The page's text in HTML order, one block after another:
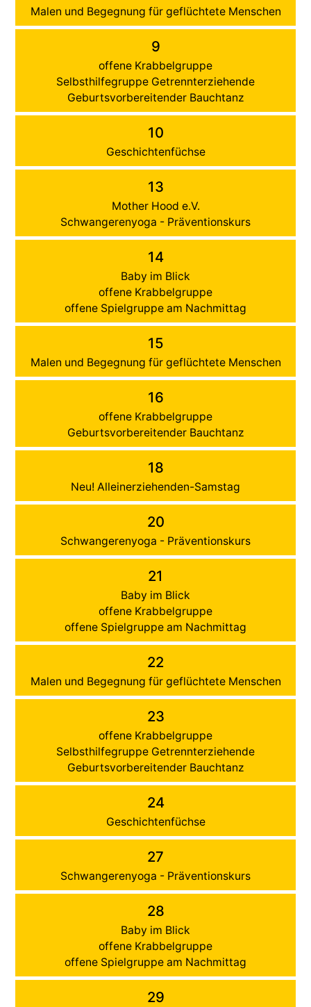
Malen und Begegnung für geflüchtete Menschen
9
offene Krabbelgruppe
Selbsthilfegruppe Getrennterziehende
Geburtsvorbereitender Bauchtanz
10
Geschichtenfüchse
13
Mother Hood e.V.
Schwangerenyoga - Präventionskurs
14
Baby im Blick
offene Krabbelgruppe
offene Spielgruppe am Nachmittag
15
Malen und Begegnung für geflüchtete Menschen
16
offene Krabbelgruppe
Geburtsvorbereitender Bauchtanz
18
Neu! Alleinerziehenden-Samstag
20
Schwangerenyoga - Präventionskurs
21
Baby im Blick
offene Krabbelgruppe
offene Spielgruppe am Nachmittag
22
Malen und Begegnung für geflüchtete Menschen
23
offene Krabbelgruppe
Selbsthilfegruppe Getrennterziehende
Geburtsvorbereitender Bauchtanz
24
Geschichtenfüchse
27
Schwangerenyoga - Präventionskurs
28
Baby im Blick
offene Krabbelgruppe
offene Spielgruppe am Nachmittag
29